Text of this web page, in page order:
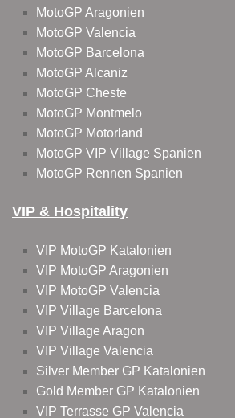
MotoGP Aragonien
MotoGP Valencia
MotoGP Barcelona
MotoGP Alcaniz
MotoGP Cheste
MotoGP Montmelo
MotoGP Motorland
MotoGP VIP Village Spanien
MotoGP Rennen Spanien
VIP & Hospitality
VIP MotoGP Katalonien
VIP MotoGP Aragonien
VIP MotoGP Valencia
VIP Village Barcelona
VIP Village Aragon
VIP Village Valencia
Silver Member GP Katalonien
Gold Member GP Katalonien
VIP Terrasse GP Valencia